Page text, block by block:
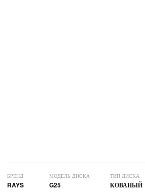
БРЕНД
RAYS
МОДЕЛЬ ДИСКА
G25
ТИП ДИСКА
КОВАНЫЙ